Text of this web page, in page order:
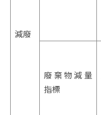
減廢
廢棄物減量
指標